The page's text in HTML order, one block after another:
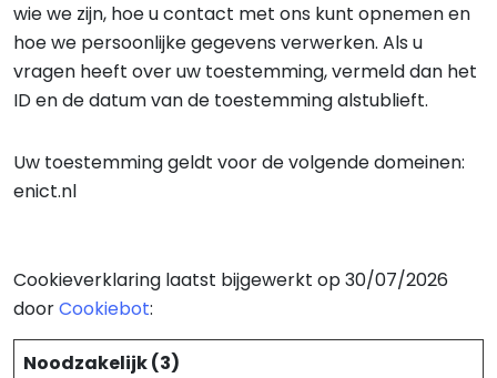
wie we zijn, hoe u contact met ons kunt opnemen en
hoe we persoonlijke gegevens verwerken. Als u
vragen heeft over uw toestemming, vermeld dan het
ID en de datum van de toestemming alstublieft.
Uw toestemming geldt voor de volgende domeinen:
enict.nl
Cookieverklaring laatst bijgewerkt op 30/07/2026
doorCookiebot:
Noodzakelijk (3)